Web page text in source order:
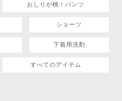
おしりが桃！パンツ
ショーツ
下着用洗剤
すべてのアイテム